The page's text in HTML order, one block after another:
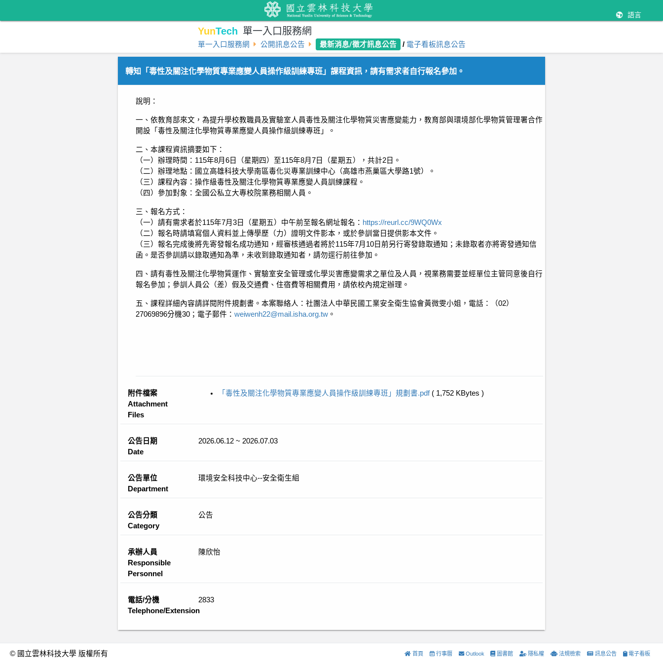
語言
YunTech 單一入口服務網
單一入口服務網 公開訊息公告 最新消息/徵才訊息公告 / 電子看板訊息公告
轉知「毒性及關注化學物質專業應變人員操作級訓練專班」課程資訊，請有需求者自行報名參加。
說明：
一、依教育部來文，為提升學校教職員及實驗室人員毒性及關注化學物質災害應變能力，教育部與環境部化學物質管理署合作
開設「毒性及關注化學物質專業應變人員操作級訓練專班」。
二、本課程資訊摘要如下：
（一）辦理時間：115年8月6日（星期四）至115年8月7日（星期五），共計2日。
（二）辦理地點：國立高雄科技大學南區毒化災專業訓練中心（高雄市燕巢區大學路1號）。
（三）課程內容：操作級毒性及關注化學物質專業應變人員訓練課程。
（四）參加對象：全國公私立大專校院業務相關人員。
三、報名方式：
（一）請有需求者於115年7月3日（星期五）中午前至報名網址報名： https://reurl.cc/9WQ0Wx
（二）報名時請填寫個人資料並上傳學歷（力）證明文件影本，或於參訓當日提供影本文件。
（三）報名完成後將先寄發報名成功通知，經審核通過者將於115年7月10日前另行寄發錄取通知；未錄取者亦將寄發通知信
函。是否參訓請以錄取通知為準，未收到錄取通知者，請勿逕行前往參加。
四、請有毒性及關注化學物質運作、實驗室安全管理或化學災害應變需求之單位及人員，視業務需要並經單位主管同意後自行
報名參加；參訓人員公（差）假及交通費、住宿費等相關費用，請依校內規定辦理。
五、課程詳細內容請詳閱附件規劃書。本案聯絡人：社團法人中華民國工業安全衛生協會黃微雯小姐，電話：（02）
27069896分機30；電子郵件： weiwenh22@mail.isha.org.tw 。
附件檔案
Attachment
Files
「毒性及關注化學物質專業應變人員操作級訓練專班」規劃書.pdf ( 1,752 KBytes )
公告日期
Date
2026.06.12 ~ 2026.07.03
公告單位
Department
環境安全科技中心--安全衛生組
公告分類
Category
公告
承辦人員
Responsible
Personnel
陳欣怡
電話/分機
Telephone/Extension
2833
首頁 行事曆 Outlook 圖書館 隱私權 法規檢索 訊息公告 電子看板
© 國立雲林科技大學 版權所有